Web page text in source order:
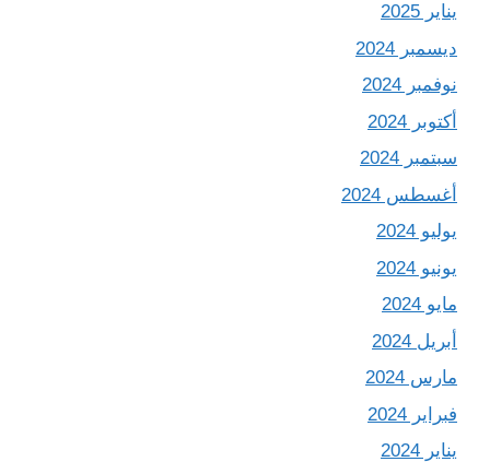
يناير 2025
ديسمبر 2024
نوفمبر 2024
أكتوبر 2024
سبتمبر 2024
أغسطس 2024
يوليو 2024
يونيو 2024
مايو 2024
أبريل 2024
مارس 2024
فبراير 2024
يناير 2024